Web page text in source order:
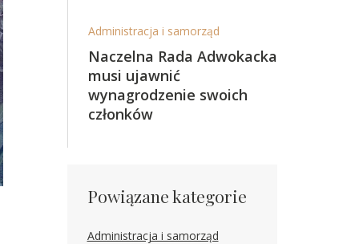
Administracja i samorząd
Naczelna Rada Adwokacka
musi ujawnić
wynagrodzenie swoich
członków
Powiązane kategorie
Administracja i samorząd